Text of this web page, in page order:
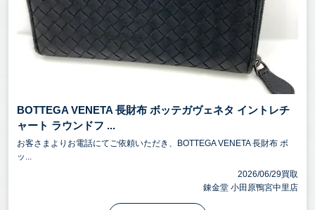
BOTTEGA VENETA 長財布 ボッテガヴェネタ イントレチ
ャート ラウンドフ ...
お客さまよりお電話にてご依頼いただき、BOTTEGA VENETA 長財布 ボ
ッ...
2026/06/29買取
錬金堂 小田原鴨宮中里店